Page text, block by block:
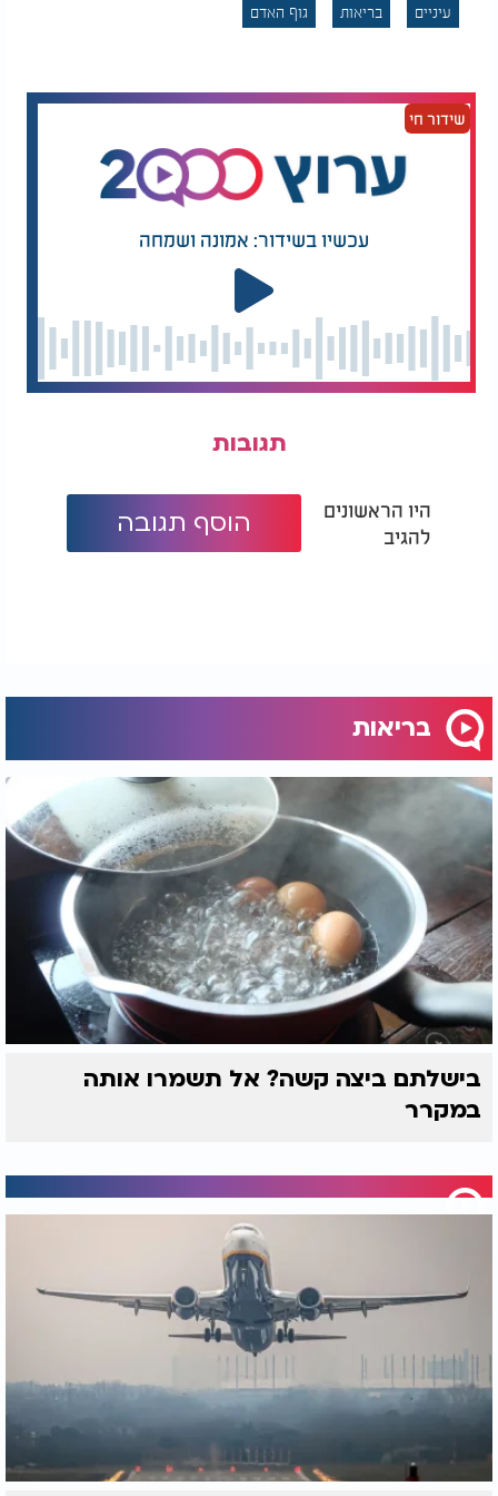
ולהיעזר בטיפות עיניים במקרים של גירוד או יובש.
עיניים בריאות גוף האדם
שידור חי
עכשיו בשידור: אמונה ושמחה
תגובות
היו הראשונים
להגיב
הוסף תגובה
בריאות
בישלתם ביצה קשה? אל תשמרו אותה
במקרר